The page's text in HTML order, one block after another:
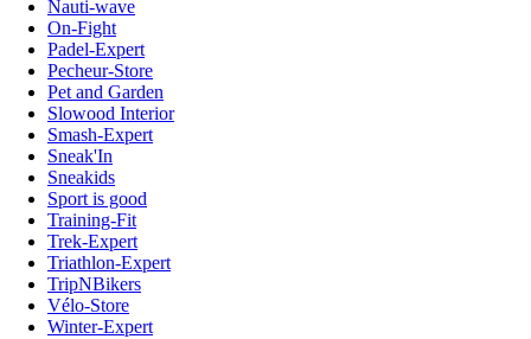
Nauti-wave
On-Fight
Padel-Expert
Pecheur-Store
Pet and Garden
Slowood Interior
Smash-Expert
Sneak'In
Sneakids
Sport is good
Training-Fit
Trek-Expert
Triathlon-Expert
TripNBikers
Vélo-Store
Winter-Expert